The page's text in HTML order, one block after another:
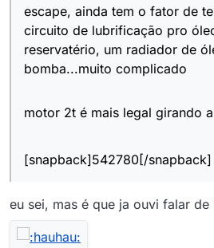
escape, ainda tem o fator de
circuito de lubrificação pro
reservatério, um radiador de
bomba...muito complicado
motor 2t é mais legal girando
[snapback]542780[/snapback]
eu sei, mas é que ja ouvi falar